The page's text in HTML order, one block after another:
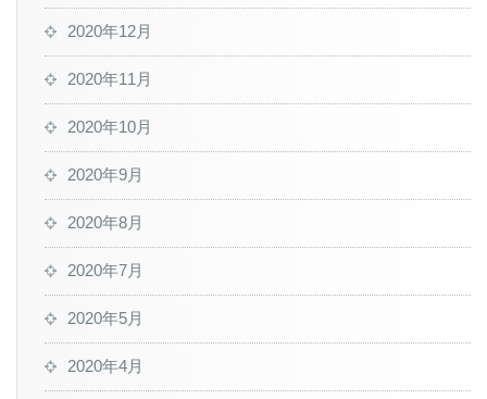
2020年12月
2020年11月
2020年10月
2020年9月
2020年8月
2020年7月
2020年5月
2020年4月